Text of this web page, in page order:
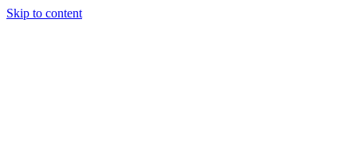
Skip to content